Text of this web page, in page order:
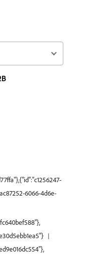
6066-4d6e-